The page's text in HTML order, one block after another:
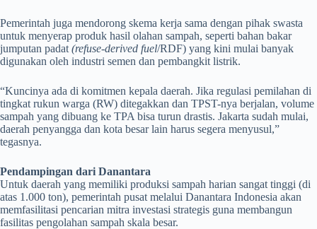
Pemerintah juga mendorong skema kerja sama dengan pihak swasta
untuk menyerap produk hasil olahan sampah, seperti bahan bakar
jumputan padat (refuse-derived fuel/RDF) yang kini mulai banyak
digunakan oleh industri semen dan pembangkit listrik.
“Kuncinya ada di komitmen kepala daerah. Jika regulasi pemilahan di
tingkat rukun warga (RW) ditegakkan dan TPST-nya berjalan, volume
sampah yang dibuang ke TPA bisa turun drastis. Jakarta sudah mulai,
daerah penyangga dan kota besar lain harus segera menyusul,”
tegasnya.
Pendampingan dari Danantara
Untuk daerah yang memiliki produksi sampah harian sangat tinggi (di
atas 1.000 ton), pemerintah pusat melalui Danantara Indonesia akan
memfasilitasi pencarian mitra investasi strategis guna membangun
fasilitas pengolahan sampah skala besar.